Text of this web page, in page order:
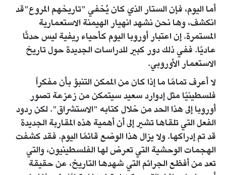
أما اليوم، فإن الستار الذي كان يُخفي "تاريخهم المروع"قد
انكشف، وها نحن نشهد انهيار الهيمنة الاستعمارية
المستمرة. إن اعتبار أوروبا اليوم كأحياء ريفية ليس حدثًا
عاديًا. ففي ذلك دور كبير للدراسات الجديدة حول تاريخ
الاستعمار الأوروبي.
لا أعرف تمامًا ما إذا كان من الممكن التنبؤ بأن مفكراً
فلسطينيًا مثل إدوارد سعيد سيتمكن من زعزعة تصور
أوروبا إلى هذا الحد من خلال كتابه "الاستشراق". لكن ردود
الفعل التي تلقاها تشير إلى أن أهمية هذه المقاربة الجديدة
قد تم إدراكها. ولا يزال هذا الوضع قائمًا اليوم. فقد كشفت
الهجمات الوحشية التي تعرض لها الفلسطينيون، والتي
تعد من أفظع الجرائم التي شهدها التاريخ، عن حقيقة